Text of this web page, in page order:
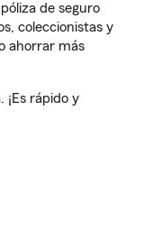
de seguro
coleccionistas y
ahorrar más
¡Es rápido y